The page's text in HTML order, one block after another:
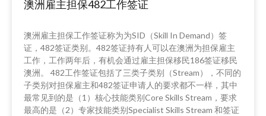
澳洲雇主担保482工作签证
澳洲雇主担保工作签证称为为SID（Skill In Demand）签
证，482签证类别。482签证持有人可以在澳洲为担保雇主
工作，工作两年后，有机会通过雇主担保移民186签证移民
澳洲。 482工作签证包括了三类子类别（Stream），不同的
子类别对担保雇主和482签证申请人的要求都不一样，其中
最常见到的是（1）核心技能类别Core Skills Stream，要求
最高的是（2）专家技能类别Specialist Skills Stream 和签证